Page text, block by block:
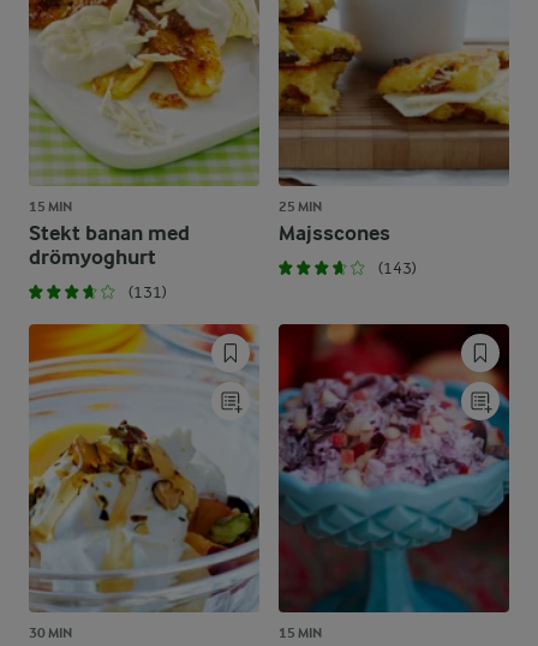
15 MIN
Stekt banan med
drömyoghurt
(131)
25 MIN
Majsscones
(143)
30 MIN 15 MIN